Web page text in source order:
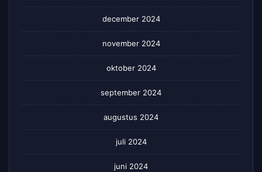
december 2024
november 2024
oktober 2024
september 2024
augustus 2024
juli 2024
juni 2024